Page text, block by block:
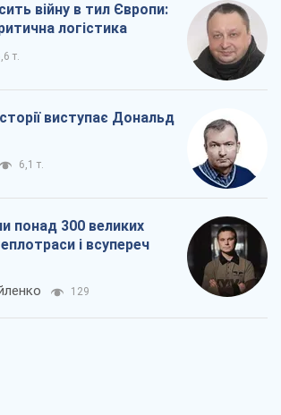
війну в тил Європи:
логістика
т.
виступає Дональд
6,1 т.
понад 300 великих
і всупереч
129